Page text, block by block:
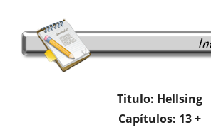
Titulo: Hellsing
Capítulos: 13 +